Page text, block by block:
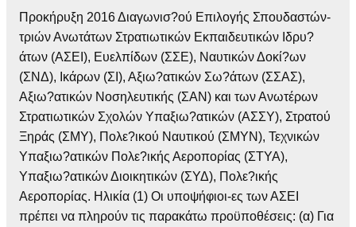
Προκήρυξη 2016 Διαγωνισ?ού Επιλογής Σπουδαστών-
τριών Ανωτάτων Στρατιωτικών Εκπαιδευτικών Ιδρυ?
άτων (ΑΣΕΙ), Ευελπίδων (ΣΣΕ), Ναυτικών Δοκί?ων
(ΣΝΔ), Ικάρων (ΣΙ), Αξιω?ατικών Σω?άτων (ΣΣΑΣ),
Αξιω?ατικών Νοσηλευτικής (ΣΑΝ) και των Ανωτέρων
Στρατιωτικών Σχολών Υπαξιω?ατικών (ΑΣΣΥ), Στρατού
Ξηράς (ΣΜΥ), Πολε?ικού Ναυτικού (ΣΜΥΝ), Τεχνικών
Υπαξιω?ατικών Πολε?ικής Αεροπορίας (ΣΤΥΑ),
Υπαξιω?ατικών Διοικητικών (ΣΥΔ), Πολε?ικής
Αεροπορίας. Ηλικία (1) Οι υποψήφιοι-ες των ΑΣΕΙ
πρέπει να πληρούν τις παρακάτω προϋποθέσεις: (α) Για